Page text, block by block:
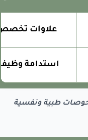
علاوات تخصص
استدامة وظيفية
طبية ونفسية